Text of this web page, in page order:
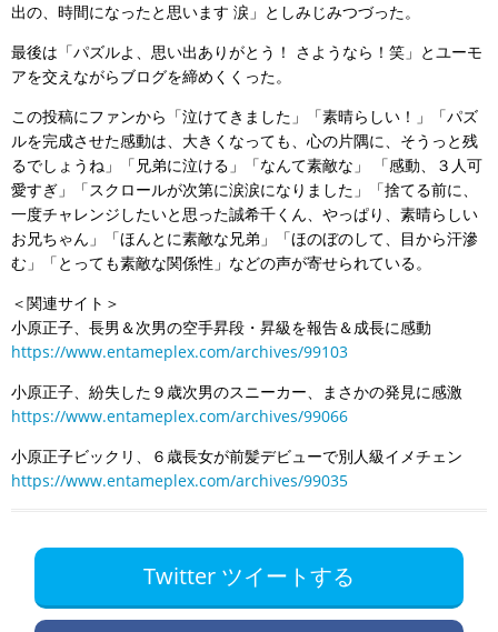
出の、時間になったと思います 涙」としみじみつづった。
最後は「パズルよ、思い出ありがとう！ さようなら！笑」とユーモ
アを交えながらブログを締めくくった。
この投稿にファンから「泣けてきました」「素晴らしい！」「パズ
ルを完成させた感動は、大きくなっても、心の片隅に、そうっと残
るでしょうね」「兄弟に泣ける」「なんて素敵な」 「感動、３人可
愛すぎ」「スクロールが次第に涙涙になりました」「捨てる前に、
一度チャレンジしたいと思った誠希千くん、やっぱり、素晴らしい
お兄ちゃん」「ほんとに素敵な兄弟」「ほのぼのして、目から汗滲
む」「とっても素敵な関係性」などの声が寄せられている。
＜関連サイト＞
小原正子、長男＆次男の空手昇段・昇級を報告＆成長に感動
https://www.entameplex.com/archives/99103
小原正子、紛失した９歳次男のスニーカー、まさかの発見に感激
https://www.entameplex.com/archives/99066
小原正子ビックリ、６歳長女が前髪デビューで別人級イメチェン
https://www.entameplex.com/archives/99035
Twitter ツイートする